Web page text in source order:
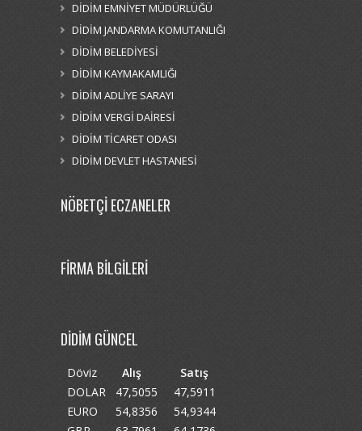
DİDİM EMNİYET MÜDÜRLÜĞÜ
DİDİM JANDARMA KOMUTANLIĞI
DİDİM BELEDİYESİ
DİDİM KAYMAKAMLIĞI
DİDİM ADLİYE SARAYI
DİDİM VERGİ DAİRESİ
DİDİM TİCARET ODASI
DİDİM DEVLET HASTANESİ
NÖBETÇİ ECZANELER
FİRMA BİLGİLERİ
DİDİM GÜNCEL
Döviz Alış
Satış
DOLAR
47,5055
47,5911
EURO
54,8356
54,9344